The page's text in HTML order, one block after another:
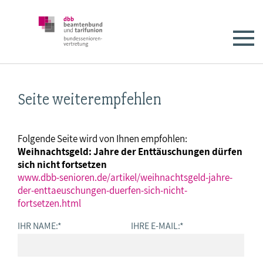
Seite weiterempfehlen
Folgende Seite wird von Ihnen empfohlen:
Weihnachtsgeld: Jahre der Enttäuschungen dürfen
sich nicht fortsetzen
www.dbb-senioren.de/artikel/weihnachtsgeld-jahre-
der-enttaeuschungen-duerfen-sich-nicht-
fortsetzen.html
IHR NAME:* IHRE E-MAIL:*